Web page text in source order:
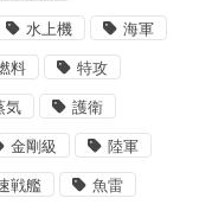
水上機 海軍
料 特攻
気 護衛
金剛級 陸軍
戦艦 魚雷